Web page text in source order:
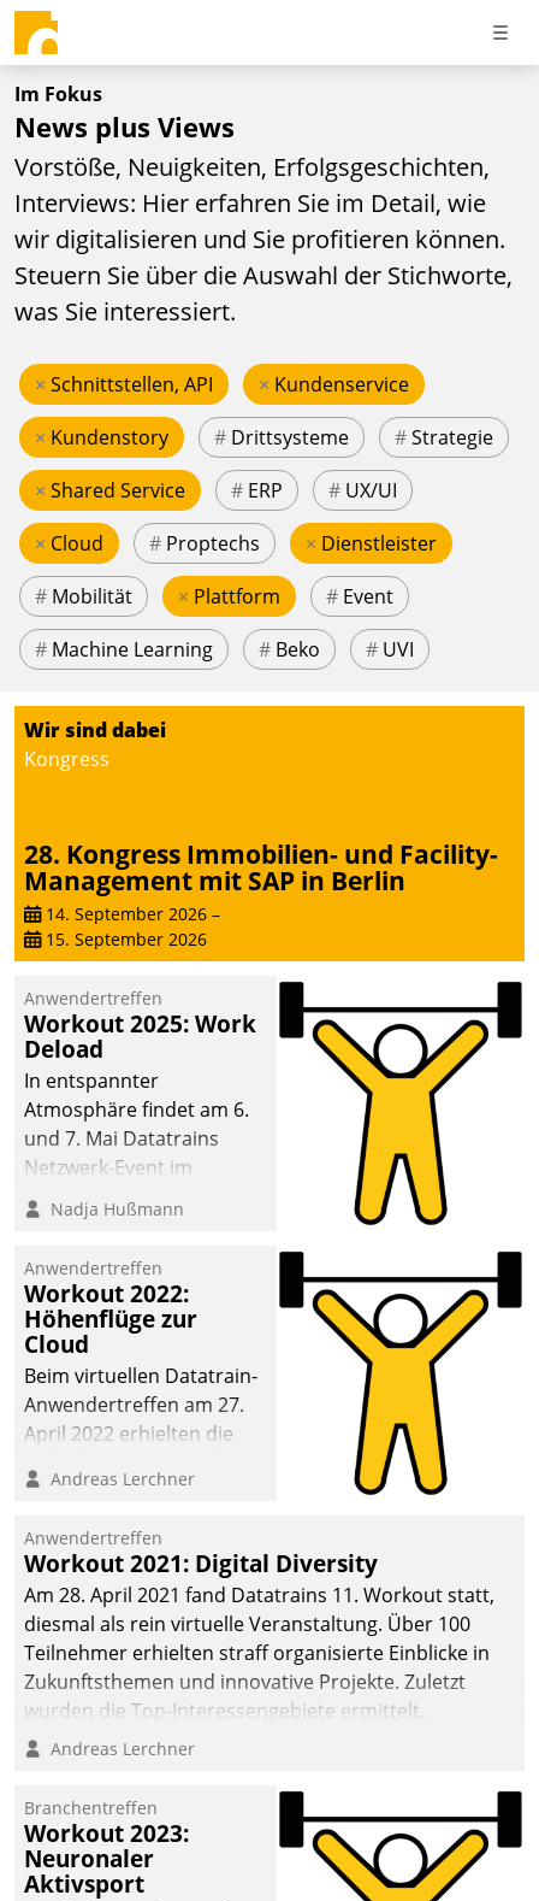
Im Fokus
News plus Views
Vorstöße, Neuigkeiten, Erfolgsgeschichten,
Interviews: Hier erfahren Sie im Detail, wie
wir digitalisieren und Sie profitieren können.
Steuern Sie über die Auswahl der Stichworte,
was Sie interessiert.
× Schnittstellen, API × Kundenservice
× Kundenstory # Drittsysteme #Strategie
× Shared Service # ERP # UX/UI
× Cloud # Proptechs × Dienstleister
# Mobilität × Plattform # Event
# Machine Learning # Beko # UVI
Wir sind dabei
Kongress
28. Kongress Immobilien- und Facility-
Management mit SAP in Berlin
14. September 2026 –
15. September 2026
Anwendertreffen
Workout 2025: Work
Deload
In entspannter
Atmosphäre findet am 6.
und 7. Mai Datatrains
Netzwerk-Event im
Kunden- und Partnerkreis
statt. Zentrale Frage: Wie
Mammutprojekte
meistern und Workloads
wuppen – bei zunehmend
anspruchsvollen
Aufgaben und
abnehmendem
Nadja Hußmann
Anwendertreffen
Workout 2022:
Höhenflüge zur
Cloud
Beim virtuellen Datatrain-
Anwendertreffen am 27.
April 2022 erhielten die
Teilnehmer kurzweilige
Cloud-Strategien und -
Lösungen mit hohem
Zukunftspotenzial.
Andreas Lerchner
Anwendertreffen
Workout 2021: Digital Diversity
Am 28. April 2021 fand Datatrains 11. Workout statt,
diesmal als rein virtuelle Veranstaltung. Über 100
Teilnehmer erhielten straff organisierte Einblicke in
Zukunftsthemen und innovative Projekte. Zuletzt
wurden die Top-Interessengebiete ermittelt.
Andreas Lerchner
Branchentreffen
Workout 2023:
Neuronaler
Aktivsport